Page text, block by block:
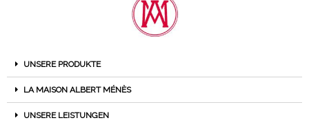
UNSERE PRODUKTE
LA MAISON ALBERT MÉNÈS
UNSERE LEISTUNGEN